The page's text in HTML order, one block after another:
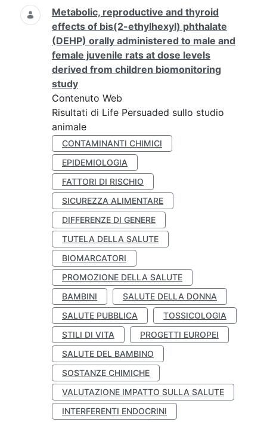
Ricerca
Metabolic, reproductive and thyroid
effects of bis(2-ethylhexyl) phthalate
(DEHP) orally administered to male and
female juvenile rats at dose levels
derived from children biomonitoring
study
Contenuto Web
Risultati di Life Persuaded sullo studio
animale
CONTAMINANTI CHIMICI
EPIDEMIOLOGIA
FATTORI DI RISCHIO
SICUREZZA ALIMENTARE
DIFFERENZE DI GENERE
TUTELA DELLA SALUTE
BIOMARCATORI
PROMOZIONE DELLA SALUTE
BAMBINI
SALUTE DELLA DONNA
SALUTE PUBBLICA
TOSSICOLOGIA
STILI DI VITA
PROGETTI EUROPEI
SALUTE DEL BAMBINO
SOSTANZE CHIMICHE
VALUTAZIONE IMPATTO SULLA SALUTE
INTERFERENTI ENDOCRINI